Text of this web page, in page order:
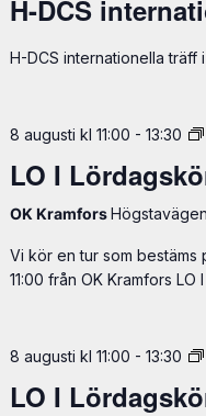
H-DCS
H-DCS internationella träff
8 augusti kl 11:00 - 13:30
LO I
OK Kramfors
Vi kör en tur som bestäms
11:00 från OK Kramfors LO
8 augusti kl 11:00 - 13:30
LO I